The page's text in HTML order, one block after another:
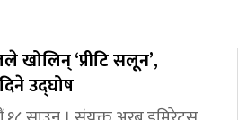
‘प्रीटि सलून’,
उद्घोष